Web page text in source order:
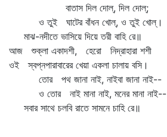
বাতাস দিল দোল্‌, দিল দোল্‌;
ও তুই ঘাটের বাঁধন খোল্‌, ও তুই খোল্‌।
মাঝ-নদীতে ভাসিয়ে দিয়ে তরী বাহি রে॥
আজ শুক্লা একাদশী, হেরো নিদ্রাহারা শশী
ওই স্বপ্নপারাবারের খেয়া একলা চালায় বসি।
তোর পথ জানা নাই, নাইবা জানা নাই--
ও তোর নাই মানা নাই, মনের মানা নাই--
সবার সাথে চলবি রাতে সামনে চাহি রে॥